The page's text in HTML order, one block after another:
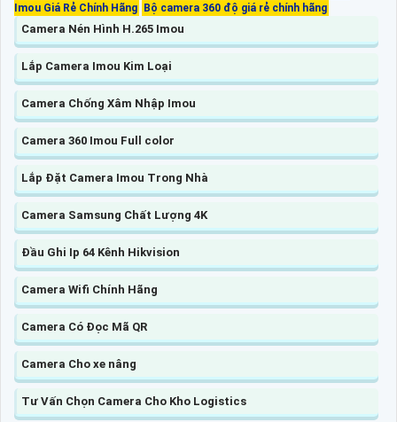
Imou Giá Rẻ Chính Hãng Bộ camera 360 độ giá rẻ chính hãng
Camera Nén Hình H.265 Imou
Lắp Camera Imou Kim Loại
Camera Chống Xâm Nhập Imou
Camera 360 Imou Full color
Lắp Đặt Camera Imou Trong Nhà
Camera Samsung Chất Lượng 4K
Đầu Ghi Ip 64 Kênh Hikvision
Camera Wifi Chính Hãng
Camera Có Đọc Mã QR
Camera Cho xe nâng
Tư Vấn Chọn Camera Cho Kho Logistics